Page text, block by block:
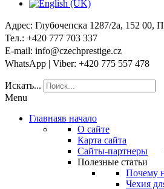
Адрес: Глубочепска 1287/2a, 152 00,
Тел.: +420 777 703 337
E-mail: info@czechprestige.cz
WhatsApp | Viber: +420 775 557 478
Искать...
Menu
Главнаяв начало
О сайте
Карта сайта
Сайты-партнеры
Полезные статьи
Почему
Чехия